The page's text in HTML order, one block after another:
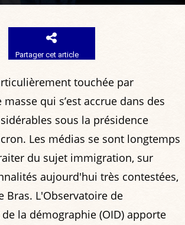
Partager cet article
touchée par
qui s’est accrue dans des
sous la présidence
Les médias se sont longtemps
du sujet immigration, sur
aujourd'hui très contestées,
Bras. L'Observatoire de
la démographie (OID) apporte